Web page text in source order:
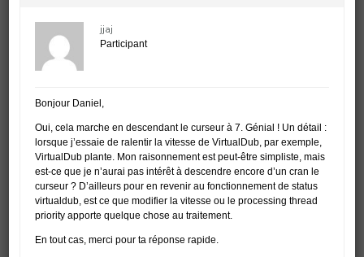
jjaj
Participant
Bonjour Daniel,
Oui, cela marche en descendant le curseur à 7. Génial ! Un détail :
lorsque j’essaie de ralentir la vitesse de VirtualDub, par exemple,
VirtualDub plante. Mon raisonnement est peut-être simpliste, mais
est-ce que je n’aurai pas intérêt à descendre encore d’un cran le
curseur ? D’ailleurs pour en revenir au fonctionnement de status
virtualdub, est ce que modifier la vitesse ou le processing thread
priority apporte quelque chose au traitement.
En tout cas, merci pour ta réponse rapide.